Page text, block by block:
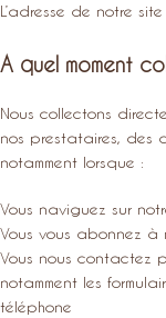
L’adresse de notre
A quel moment
Nous collectons
nos prestataires, des
notamment lorsque :
Vous naviguez sur
Vous vous abonnez à
Vous nous contactez
notamment les
téléphone